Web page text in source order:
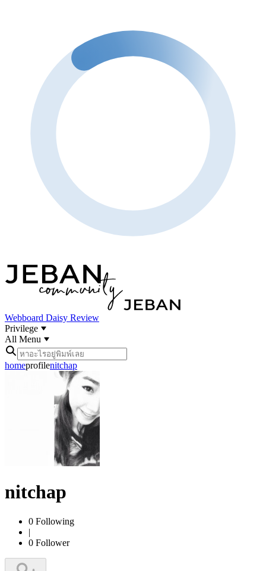
Webboard Daisy Review
Privilege
All Menu
homeprofilenitchap
nitchap
0 Following
|
0 Follower